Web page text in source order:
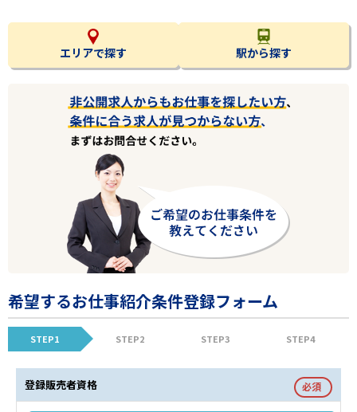
エリアで探す 駅から探す
希望するお仕事紹介条件登録フォーム
STEP1 STEP2 STEP3 STEP4
登録販売者資格 必須